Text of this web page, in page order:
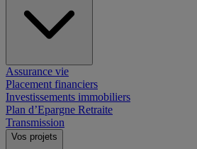
Assurance vie
Placement financiers
Investissements immobiliers
Plan d’Epargne Retraite
Transmission
Vos projets